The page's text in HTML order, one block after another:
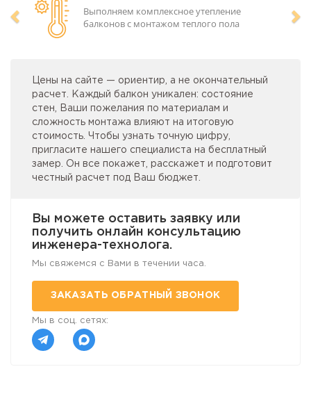
Выполняем комплексное утепление
балконов с монтажом теплого пола
Предыдущий
Цены на сайте — ориентир, а не окончательный
расчет. Каждый балкон уникален: состояние
стен, Ваши пожелания по материалам и
сложность монтажа влияют на итоговую
стоимость. Чтобы узнать точную цифру,
пригласите нашего специалиста на бесплатный
замер. Он все покажет, расскажет и подготовит
честный расчет под Ваш бюджет.
Вы можете оставить заявку или
получить онлайн консультацию
инженера-технолога.
Мы свяжемся с Вами в течении часа.
ЗАКАЗАТЬ ОБРАТНЫЙ ЗВОНОК
Мы в соц. сетях: